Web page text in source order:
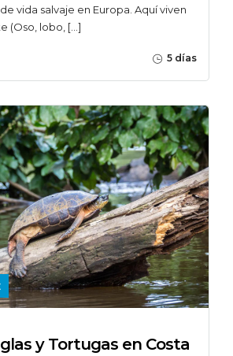
vida salvaje en Europa. Aquí viven
(Oso, lobo, […]
5 días
y Tortugas en Costa